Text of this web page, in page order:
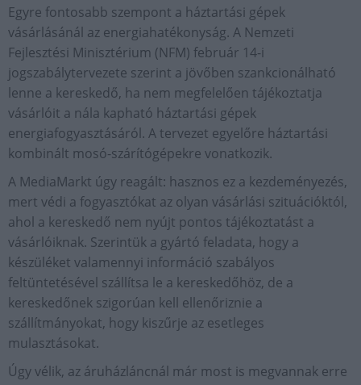
Egyre fontosabb szempont a háztartási gépek
vásárlásánál az energiahatékonyság. A Nemzeti
Fejlesztési Minisztérium (NFM) február 14-i
jogszabálytervezete szerint a jövőben szankcionálható
lenne a kereskedő, ha nem megfelelően tájékoztatja
vásárlóit a nála kapható háztartási gépek
energiafogyasztásáról. A tervezet egyelőre háztartási
kombinált mosó-szárítógépekre vonatkozik.
A MediaMarkt úgy reagált: hasznos ez a kezdeményezés,
mert védi a fogyasztókat az olyan vásárlási szituációktól,
ahol a kereskedő nem nyújt pontos tájékoztatást a
vásárlóiknak. Szerintük a gyártó feladata, hogy a
készüléket valamennyi információ szabályos
feltüntetésével szállítsa le a kereskedőhöz, de a
kereskedőnek szigorúan kell ellenőriznie a
szállítmányokat, hogy kiszűrje az esetleges
mulasztásokat.
Úgy vélik, az áruházláncnál már most is megvannak erre